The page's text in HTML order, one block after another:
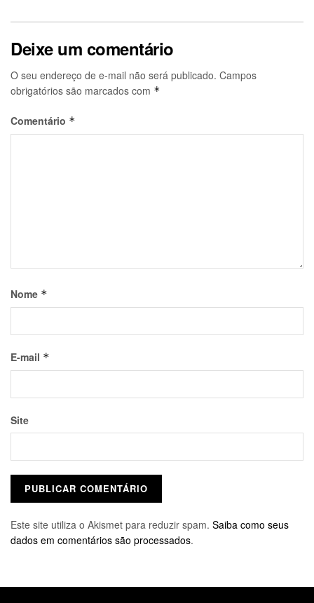
Deixe um comentário
O seu endereço de e-mail não será publicado. Campos
obrigatórios são marcados com *
Comentário *
Nome *
E-mail *
Site
Este site utiliza o Akismet para reduzir spam. Saiba como seus
dados em comentários são processados.